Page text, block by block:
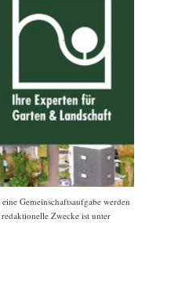
Gemeinschaftsaufgabe werden
Zwecke ist unter